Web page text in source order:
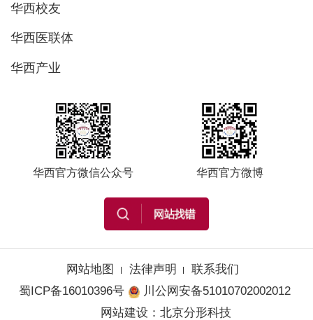
华西校友
华西医联体
华西产业
华西官方微信公众号 华西官方微博
网站地图 法律声明
联系我们
蜀ICP备16010396号
川公网安备51010702002012
网站建设 ： 北京分形科技